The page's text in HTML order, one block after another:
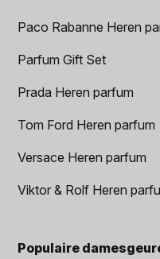
Paco Rabanne Heren
Parfum Gift Set
Prada Heren parfum
Tom Ford Heren parfum
Versace Heren parfum
Viktor & Rolf Heren
Populaire